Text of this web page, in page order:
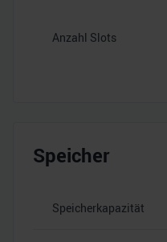
Anzahl Slots
Speicher
Speicherkapazität